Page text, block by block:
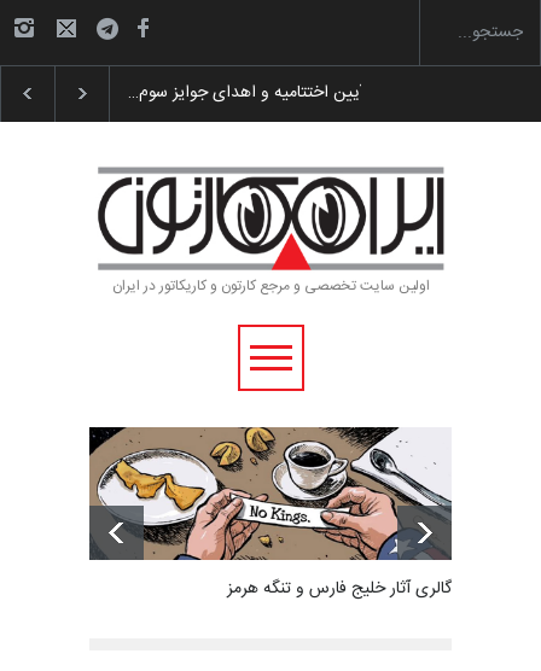
گزارش تصویری آیین اختتامیه و اهدای جوایز سوم…
اولین سایت تخصصی و مرجع کارتون و کاریکاتور در ایران
گالری آثار خلیج فارس و تنگه هرمز